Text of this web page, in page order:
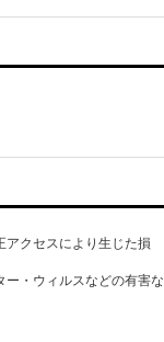
クセスにより生じた損
・ウィルスなどの有害な